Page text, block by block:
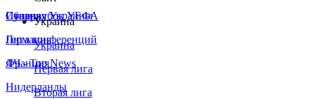
Сборная Украины
Италия
Германия
Франция
Нидерланды
Суперкубок УЕФА
Лига конференций
ЛЧ - Top News
Украина
Украина
Первая лига
Вторая лига